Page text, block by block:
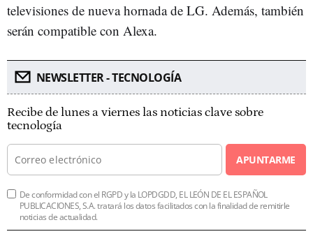
televisiones de nueva hornada de LG. Además, también
serán compatible con Alexa.
NEWSLETTER - TECNOLOGÍA
Recibe de lunes a viernes las noticias clave sobre
tecnología
APUNTARME
De conformidad con el RGPD y la LOPDGDD, EL LEÓN DE EL ESPAÑOL
PUBLICACIONES, S.A. tratará los datos facilitados con la finalidad de remitirle
noticias de actualidad.